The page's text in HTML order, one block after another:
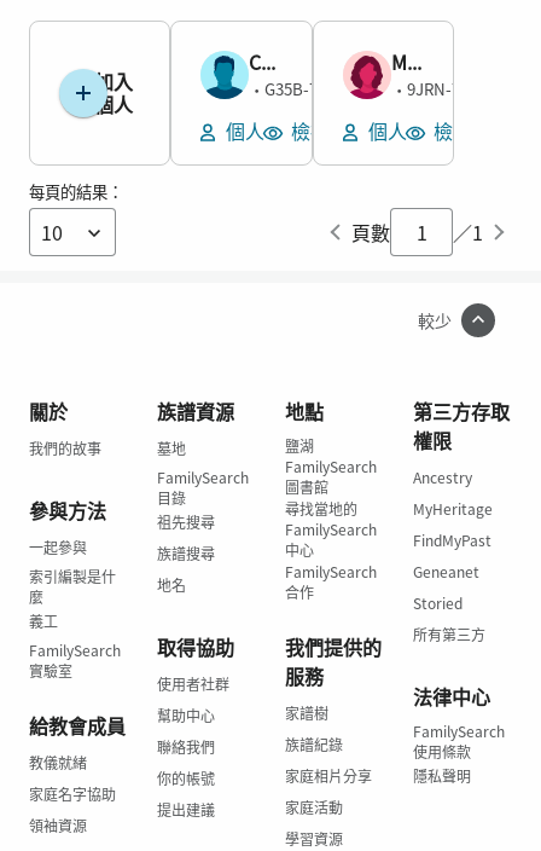
加入
個人
Chester Hilmes
男1929–
•G35B-7RH
個人 檢視墓地
Mary Alice McCallum
女1894–1914
• 9JRN-7W5
個人 檢視墓地
每頁的結果：
頁數 ／1
較少
關於
我們的故事
參與方法
一起參與
索引編製是什
麼
義工
FamilySearch
實驗室
給教會成員
教儀就緒
家庭名字協助
領袖資源
族譜資源
墓地
FamilySearch
目錄
祖先搜尋
族譜搜尋
地名
取得協助
使用者社群
幫助中心
聯絡我們
你的帳號
提出建議
地點
鹽湖
FamilySearch
圖書館
尋找當地的
FamilySearch
中心
FamilySearch
合作
我們提供的
服務
家譜樹
族譜紀錄
家庭相片分享
家庭活動
學習資源
第三方存取
權限
Ancestry
MyHeritage
FindMyPast
Geneanet
Storied
所有第三方
法律中心
FamilySearch
使用條款
隱私聲明